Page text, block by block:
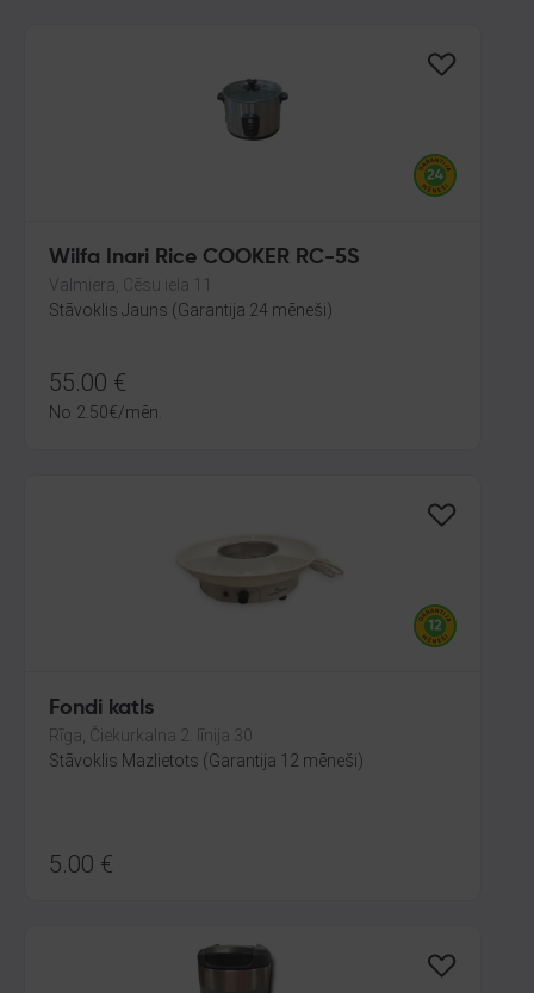
Wilfa Inari Rice COOKER RC-5S
Valmiera, Cēsu iela 11
Stāvoklis Jauns (Garantija 24 mēneši)
55.00 €
No 2.50€/mēn.
Fondi katls
Rīga, Čiekurkalna 2. līnija 30
Stāvoklis Mazlietots (Garantija 12 mēneši)
5.00 €